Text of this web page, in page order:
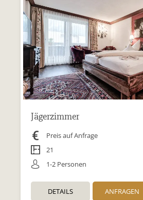
Jägerzimmer
Preis auf Anfrage
21
1-2 Personen
DETAILS ANFRAGEN